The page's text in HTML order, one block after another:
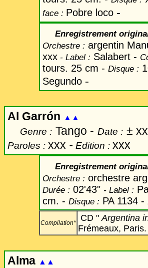
face : Pobre loco -
Enregistrement
Orchestre : argentin
xxx - Label : Salabert -
tours. 25 cm - Disque :
Segundo -
Al Garrón ▲▲
Genre : Tango - Date : ±
Paroles : xxx - Edition : xxx
Enregistrement
Orchestre : orchestre
Durée : 02'43" - Label :
cm. - Disque : PA 1134 -
Compilation* CD "Argentina
Frémeaux,
Alma ▲▲